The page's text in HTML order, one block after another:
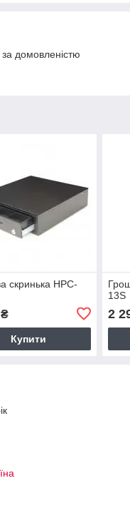
домовленістю
скринька HPC-
Купити
13S
2